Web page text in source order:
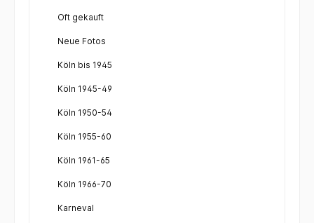
Oft gekauft
Neue Fotos
Köln bis 1945
Köln 1945-49
Köln 1950-54
Köln 1955-60
Köln 1961-65
Köln 1966-70
Karneval